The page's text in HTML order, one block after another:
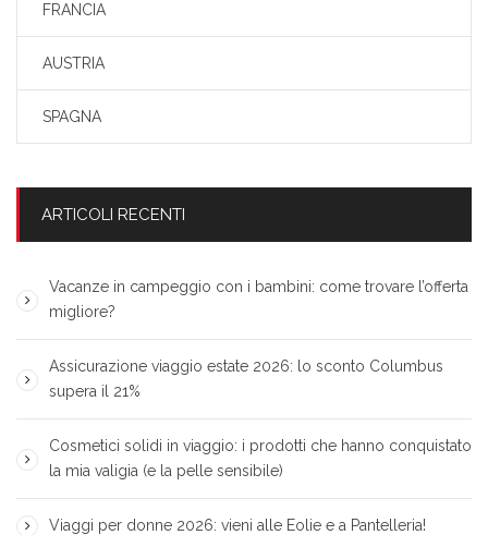
FRANCIA
AUSTRIA
SPAGNA
ARTICOLI RECENTI
Vacanze in campeggio con i bambini: come trovare l’offerta
migliore?
Assicurazione viaggio estate 2026: lo sconto Columbus
supera il 21%
Cosmetici solidi in viaggio: i prodotti che hanno conquistato
la mia valigia (e la pelle sensibile)
Viaggi per donne 2026: vieni alle Eolie e a Pantelleria!